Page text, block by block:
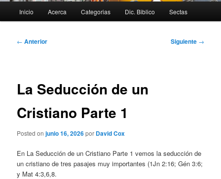
principal
Inicio Acerca Categorias Dic. Biblico Sectas
Navegación
← Anterior Siguiente →
La Seducción de un
Cristiano Parte 1
Posted onjunio 16, 2026por David Cox
En La Seducción de un Cristiano Parte 1 vemos la seducción de
un cristiano de tres pasajes muy importantes (1Jn 2:16; Gén 3:6;
y Mat 4:3,6,8.